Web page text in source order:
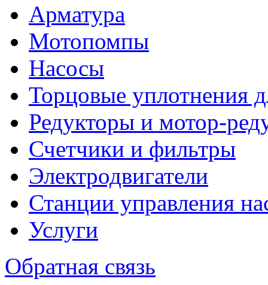
Арматура
Мотопомпы
Насосы
Торцовые уплотнения
Редукторы и мотор-
Счетчики и фильтры
Электродвигатели
Станции управления
Услуги
Обратная связь